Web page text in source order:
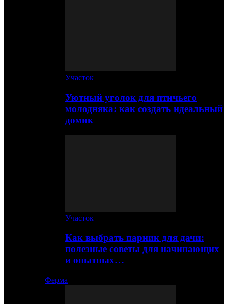
Участок
Уютный уголок для птичьего
молодняка: как создать идеальный
домик
Участок
Как выбрать парник для дачи:
полезные советы для начинающих
и опытных…
Ферма